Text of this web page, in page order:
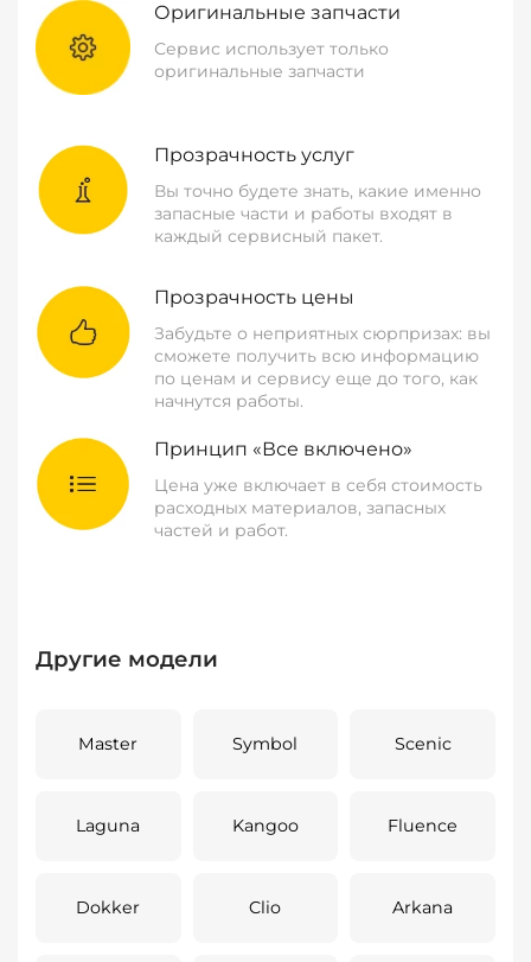
Оригинальные запчасти
Сервис использует только
оригинальные запчасти
Прозрачность услуг
Вы точно будете знать, какие именно
запасные части и работы входят в
каждый сервисный пакет.
Прозрачность цены
Забудьте о неприятных сюрпризах: вы
сможете получить всю информацию
по ценам и сервису еще до того, как
начнутся работы.
Принцип «Все включено»
Цена уже включает в себя стоимость
расходных материалов, запасных
частей и работ.
Другие модели
Master Symbol Scenic
Laguna Kangoo Fluence
Dokker Clio Arkana